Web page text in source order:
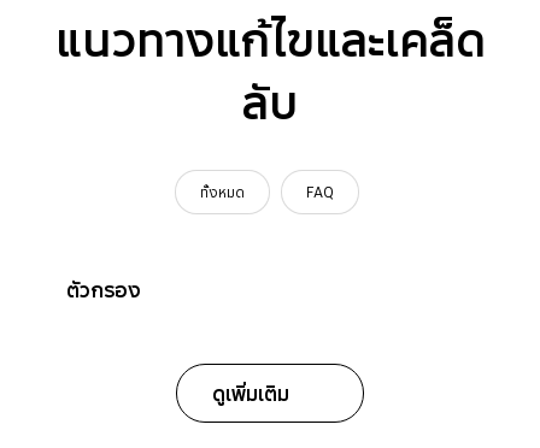
แนวทางแก้ไขและเคล็ด
ลับ
ทั้งหมด FAQ
ตัวกรอง
ดูเพิ่มเติม